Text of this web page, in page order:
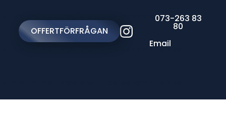
math/includes/modules/schema/class-
math/includes/modules/schema/class-
OFFERTFÖRFRÅGAN
073-263 83
80
Email